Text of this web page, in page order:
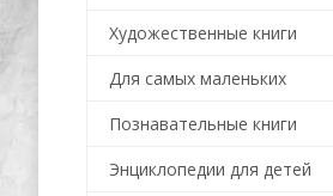
Художественные книги
Для самых маленьких
Познавательные книги
Энциклопедии для детей